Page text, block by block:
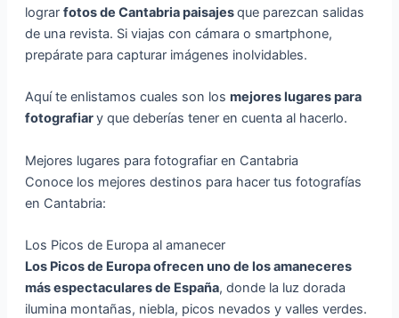
lograr fotos de Cantabria paisajesque parezcan salidas
de una revista. Si viajas con cámara o smartphone,
prepárate para capturar imágenes inolvidables.
Aquí te enlistamos cuales son los mejores lugares para
fotografiary que deberías tener en cuenta al hacerlo.
Mejores lugares para fotografiar en Cantabria
Conoce los mejores destinos para hacer tus fotografías
en Cantabria:
Los Picos de Europa al amanecer
Los Picos de Europa ofrecen uno de los amaneceres
más espectaculares de España, donde la luz dorada
ilumina montañas, niebla, picos nevados y valles verdes.